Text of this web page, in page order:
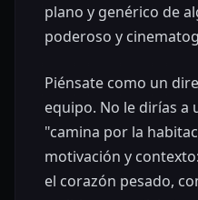
plano y genérico de
poderoso y
Piénsate como un
equipo. No le dirías
"camina por la
motivación y
el corazón pesado,